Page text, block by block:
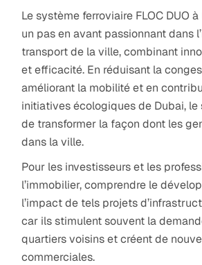
Le système ferroviaire FLOC DUO
un pas en avant passionnant dans
transport de la ville, combinant
et efficacité. En réduisant la
améliorant la mobilité et en
initiatives écologiques de Dubai,
de transformer la façon dont les
dans la ville.
Pour les investisseurs et les
l’immobilier, comprendre le
l’impact de tels projets
car ils stimulent souvent la
quartiers voisins et créent de
commerciales.